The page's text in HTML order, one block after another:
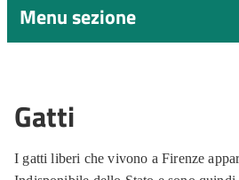
Menu sezione
Gatti
I gatti liberi che vivono a Firenze